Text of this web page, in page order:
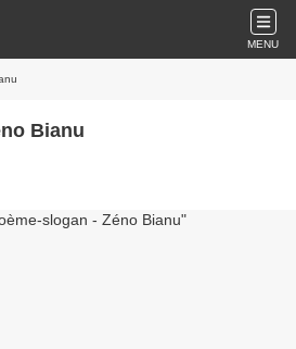
MENU
Bianu